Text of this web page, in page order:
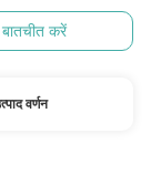
करें
वर्णन